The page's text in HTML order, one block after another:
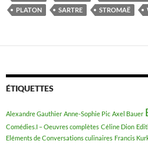
PLATON
SARTRE STROMAË
ÉTIQUETTES
Alexandre Gauthier Anne-Sophie Pic Axel Bauer
Comédies.I – Oeuvres complètes Céline Dion
Eléments de Conversations culinaires Francis